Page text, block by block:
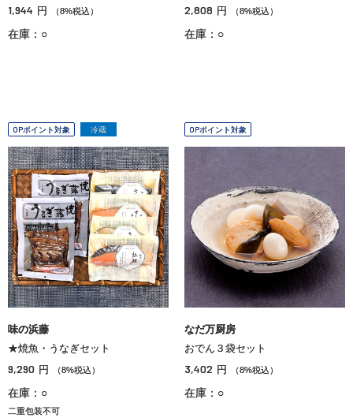
1,944 円 （8%税込）
在庫：○
2,808 円 （8%税込）
在庫：○
OPポイント対象 冷蔵
味の浜藤
★焼魚・うなぎセット
9,290 円 （8%税込）
在庫：○
二重包装不可
OPポイント対象
なだ万厨房
おでん３袋セット
3,402 円 （8%税込）
在庫：○